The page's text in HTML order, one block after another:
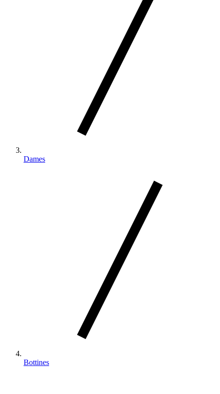
Dames
Bottines